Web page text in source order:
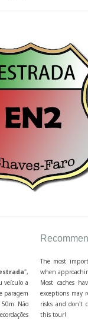
",
veículo a
paragem
50m. Não
The most
when
Most caches
exceptions
risks and don't
this tour!